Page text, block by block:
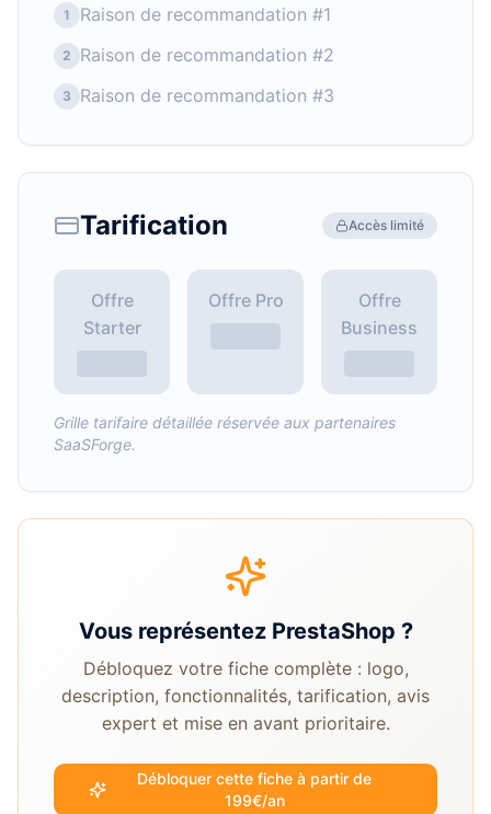
1 Raison de recommandation #1
2 Raison de recommandation #2
3 Raison de recommandation #3
Tarification Accès limité
Offre
Starter
Offre Pro
Offre
Business
Grille tarifaire détaillée réservée aux partenaires
SaaSForge.
Vous représentez PrestaShop ?
Débloquez votre fiche complète : logo,
description, fonctionnalités, tarification, avis
expert et mise en avant prioritaire.
Débloquer cette fiche à partir de
199€/an